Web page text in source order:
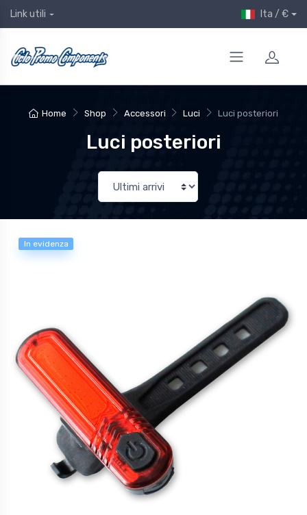
Link utili Ita / €
Home Shop Accessori Luci Luci posteriori
Luci posteriori
In evidenza